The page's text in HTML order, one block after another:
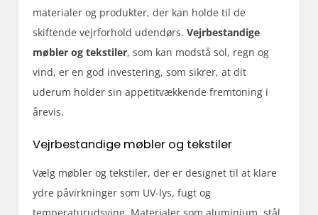
materialer og produkter, der kan holde til de
skiftende vejrforhold udendørs.Vejrbestandige
møbler og tekstiler, som kan modstå sol, regn og
vind, er en god investering, som sikrer, at dit
uderum holder sin appetitvækkende fremtoning i
årevis.
Vejrbestandige møbler og tekstiler
Vælg møbler og tekstiler, der er designet til at klare
ydre påvirkninger som UV-lys, fugt og
temperaturudsving. Materialer som aluminium, stål